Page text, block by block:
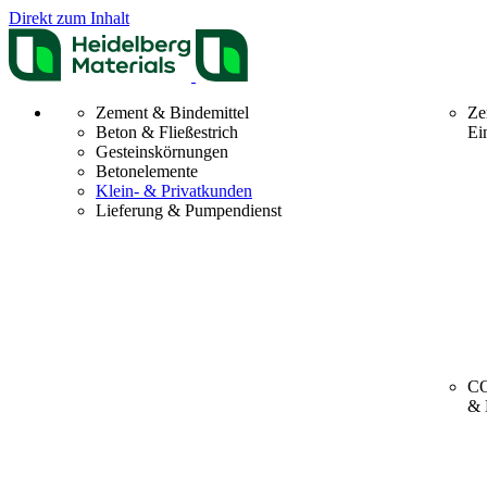
Direkt zum Inhalt
Zement & Bindemittel
Beton & Fließestrich
Gesteinskörnungen
Betonelemente
Klein- & Privatkunden
Lieferung & Pumpendienst
&